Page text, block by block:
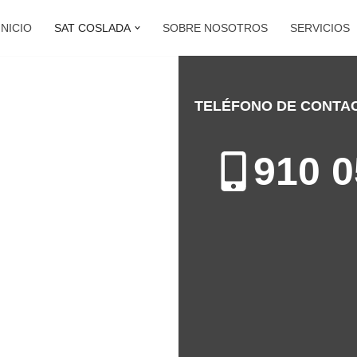
SAT COSLADA SOBRE NOSOTROS SERVICIOS
TELÉFONO DE
910